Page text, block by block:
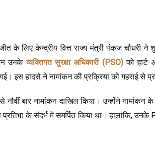
के लिए केन्द्रीय वित्त राज्य मंत्री पंकज चौधरी ने
उनके व्यक्तिगत सुरक्षा अधिकारी (PSO) को हार्ट
इस हादसे ने नामांकन की प्रक्रिया को गहराई से
बार नामांकन दाखिल किया। उन्होंने नामांकन
के संदर्भ में समर्पित किया था। हालांकि,